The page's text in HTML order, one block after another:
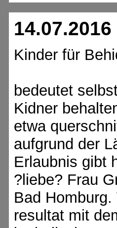
Kinder für
bedeutet
Kidner
etwa
aufgrund der
Erlaubnis gibt
?liebe? Frau
Bad
resultat mit